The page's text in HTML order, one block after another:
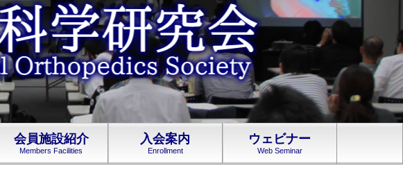
会員施設紹介
Members Facilities
入会案内
Enrollment
ウェビナー
Web Seminar